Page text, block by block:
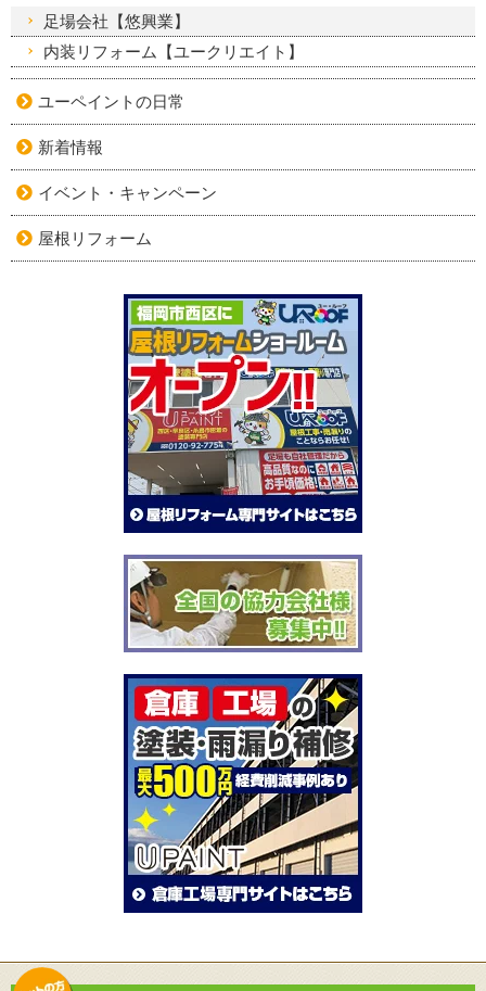
足場会社【悠興業】
内装リフォーム【ユークリエイト】
ユーペイントの日常
新着情報
イベント・キャンペーン
屋根リフォーム